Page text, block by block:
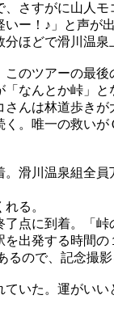
さすがに山人
ー！♪」と声が
ほどで滑川温
のツアーの最
なんとか峠」
んは林道歩き
。唯一の救い
滑川温泉組全員
る。
点に到着。「
出発する時間の
るので、記念撮
いた。運がい